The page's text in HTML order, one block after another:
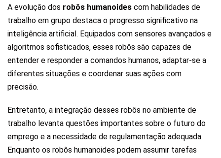
A evolução dos robôs humanoides com habilidades de
trabalho em grupo destaca o progresso significativo na
inteligência artificial. Equipados com sensores avançados e
algoritmos sofisticados, esses robôs são capazes de
entender e responder a comandos humanos, adaptar-se a
diferentes situações e coordenar suas ações com
precisão.
Entretanto, a integração desses robôs no ambiente de
trabalho levanta questões importantes sobre o futuro do
emprego e a necessidade de regulamentação adequada.
Enquanto os robôs humanoides podem assumir tarefas